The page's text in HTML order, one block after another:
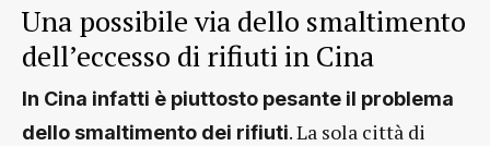
Una possibile via dello smaltimento
dell’eccesso di rifiuti in Cina
In Cina infatti è piuttosto pesante il problema
dello smaltimento dei rifiuti. La sola città di